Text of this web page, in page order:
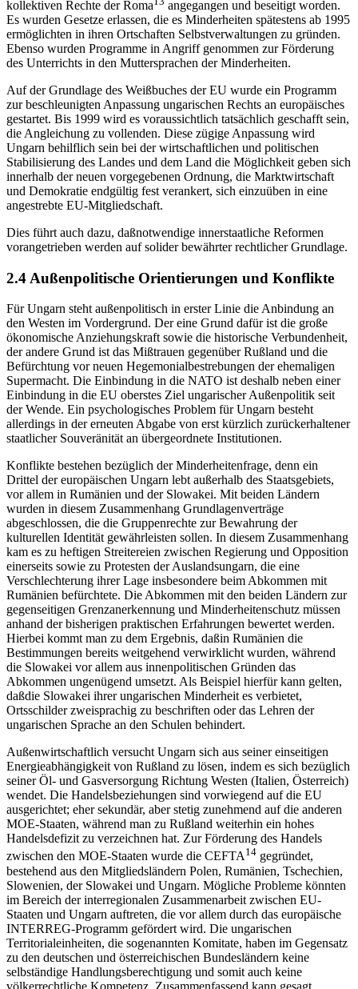
kollektiven Rechte der Roma
angegangen und beseitigt worden.
Es wurden Gesetze erlassen, die es Minderheiten spätestens ab 1995
ermöglichten in ihren Ortschaften Selbstverwaltungen zu gründen.
Ebenso wurden Programme in Angriff genommen zur Förderung
des Unterrichts in den Muttersprachen der Minderheiten.
Auf der Grundlage des Weißbuches der EU wurde ein Programm
zur beschleunigten Anpassung ungarischen Rechts an europäisches
gestartet. Bis 1999 wird es voraussichtlich tatsächlich geschafft sein,
die Angleichung zu vollenden. Diese zügige Anpassung wird
Ungarn behilflich sein bei der wirtschaftlichen und politischen
Stabilisierung des Landes und dem Land die Möglichkeit geben sich
innerhalb der neuen vorgegebenen Ordnung, die Marktwirtschaft
und Demokratie endgültig fest verankert, sich einzuüben in eine
angestrebte EU-Mitgliedschaft.
Dies führt auch dazu, daßnotwendige innerstaatliche Reformen
vorangetrieben werden auf solider bewährter rechtlicher Grundlage.
2.4 Außenpolitische Orientierungen und Konflikte
Für Ungarn steht außenpolitisch in erster Linie die Anbindung an
den Westen im Vordergrund. Der eine Grund dafür ist die große
ökonomische Anziehungskraft sowie die historische Verbundenheit,
der andere Grund ist das Mißtrauen gegenüber Rußland und die
Befürchtung vor neuen Hegemonialbestrebungen der ehemaligen
Supermacht. Die Einbindung in die NATO ist deshalb neben einer
Einbindung in die EU oberstes Ziel ungarischer Außenpolitik seit
der Wende. Ein psychologisches Problem für Ungarn besteht
allerdings in der erneuten Abgabe von erst kürzlich zurückerhaltener
staatlicher Souveränität an übergeordnete Institutionen.
Konflikte bestehen bezüglich der Minderheitenfrage, denn ein
Drittel der europäischen Ungarn lebt außerhalb des Staatsgebiets,
vor allem in Rumänien und der Slowakei. Mit beiden Ländern
wurden in diesem Zusammenhang Grundlagenverträge
abgeschlossen, die die Gruppenrechte zur Bewahrung der
kulturellen Identität gewährleisten sollen. In diesem Zusammenhang
kam es zu heftigen Streitereien zwischen Regierung und Opposition
einerseits sowie zu Protesten der Auslandsungarn, die eine
Verschlechterung ihrer Lage insbesondere beim Abkommen mit
Rumänien befürchtete. Die Abkommen mit den beiden Ländern zur
gegenseitigen Grenzanerkennung und Minderheitenschutz müssen
anhand der bisherigen praktischen Erfahrungen bewertet werden.
Hierbei kommt man zu dem Ergebnis, daßin Rumänien die
Bestimmungen bereits weitgehend verwirklicht wurden, während
die Slowakei vor allem aus innenpolitischen Gründen das
Abkommen ungenügend umsetzt. Als Beispiel hierfür kann gelten,
daßdie Slowakei ihrer ungarischen Minderheit es verbietet,
Ortsschilder zweisprachig zu beschriften oder das Lehren der
ungarischen Sprache an den Schulen behindert.
Außenwirtschaftlich versucht Ungarn sich aus seiner einseitigen
Energieabhängigkeit von Rußland zu lösen, indem es sich bezüglich
seiner Öl- und Gasversorgung Richtung Westen (Italien, Österreich)
wendet. Die Handelsbeziehungen sind vorwiegend auf die EU
ausgerichtet; eher sekundär, aber stetig zunehmend auf die anderen
MOE-Staaten, während man zu Rußland weiterhin ein hohes
Handelsdefizit zu verzeichnen hat. Zur Förderung des Handels
zwischen den MOE-Staaten wurde die CEFTA14 gegründet,
bestehend aus den Mitgliedsländern Polen, Rumänien, Tschechien,
Slowenien, der Slowakei und Ungarn. Mögliche Probleme könnten
im Bereich der interregionalen Zusammenarbeit zwischen EU-
Staaten und Ungarn auftreten, die vor allem durch das europäische
INTERREG-Programm gefördert wird. Die ungarischen
Territorialeinheiten, die sogenannten Komitate, haben im Gegensatz
zu den deutschen und österreichischen Bundesländern keine
selbständige Handlungsberechtigung und somit auch keine
völkerrechtliche Kompetenz. Zusammenfassend kann gesagt